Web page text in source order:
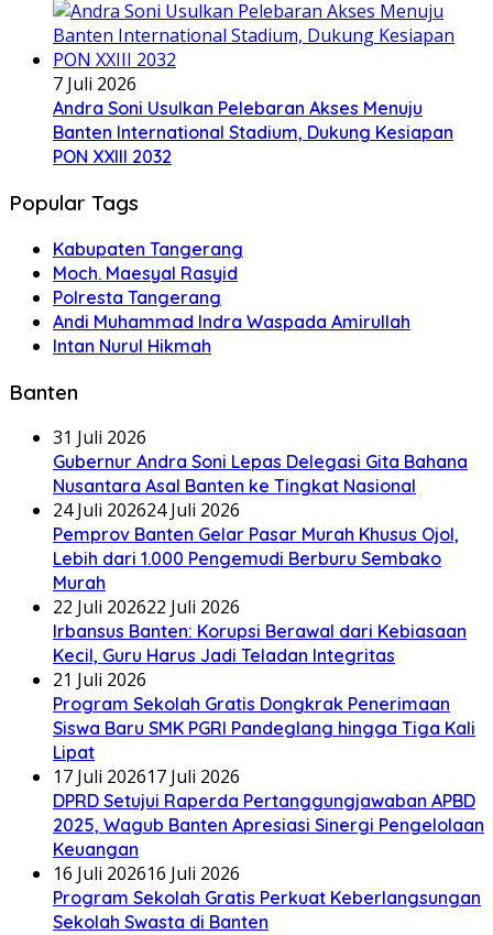
7 Juli 2026
Andra Soni Usulkan Pelebaran Akses Menuju
Banten International Stadium, Dukung Kesiapan
PON XXIII 2032
Popular Tags
Kabupaten Tangerang
Moch. Maesyal Rasyid
Polresta Tangerang
Andi Muhammad Indra Waspada Amirullah
Intan Nurul Hikmah
Banten
31 Juli 2026
Gubernur Andra Soni Lepas Delegasi Gita Bahana
Nusantara Asal Banten ke Tingkat Nasional
24 Juli 202624 Juli 2026
Pemprov Banten Gelar Pasar Murah Khusus Ojol,
Lebih dari 1.000 Pengemudi Berburu Sembako
Murah
22 Juli 202622 Juli 2026
Irbansus Banten: Korupsi Berawal dari Kebiasaan
Kecil, Guru Harus Jadi Teladan Integritas
21 Juli 2026
Program Sekolah Gratis Dongkrak Penerimaan
Siswa Baru SMK PGRI Pandeglang hingga Tiga Kali
Lipat
17 Juli 202617 Juli 2026
DPRD Setujui Raperda Pertanggungjawaban APBD
2025, Wagub Banten Apresiasi Sinergi Pengelolaan
Keuangan
16 Juli 202616 Juli 2026
Program Sekolah Gratis Perkuat Keberlangsungan
Sekolah Swasta di Banten